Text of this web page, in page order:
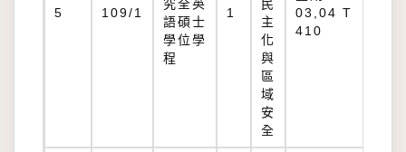
5 109/1
究全英
語碩士
學位學
程
1
民
主
化
與
區
域
安
全
03,04 T
410